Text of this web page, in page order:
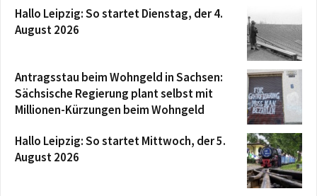
Hallo Leipzig: So startet Dienstag, der 4.
August 2026
Antragsstau beim Wohngeld in Sachsen:
Sächsische Regierung plant selbst mit
Millionen-Kürzungen beim Wohngeld
Hallo Leipzig: So startet Mittwoch, der 5.
August 2026